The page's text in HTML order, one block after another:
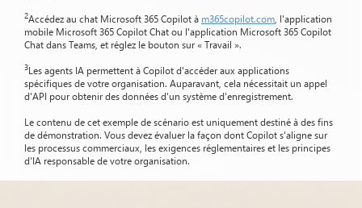
2Accédez au chat Microsoft 365 Copilot à m365copilot.com , l'application
mobile Microsoft 365 Copilot Chat ou l'application Microsoft 365 Copilot
Chat dans Teams, et réglez le bouton sur « Travail ».
3Les agents IA permettent à Copilot d'accéder aux applications
spécifiques de votre organisation. Auparavant, cela nécessitait un appel
d'API pour obtenir des données d'un système d'enregistrement.
Le contenu de cet exemple de scénario est uniquement destiné à des fins
de démonstration. Vous devez évaluer la façon dont Copilot s'aligne sur
les processus commerciaux, les exigences réglementaires et les principes
d'IA responsable de votre organisation.